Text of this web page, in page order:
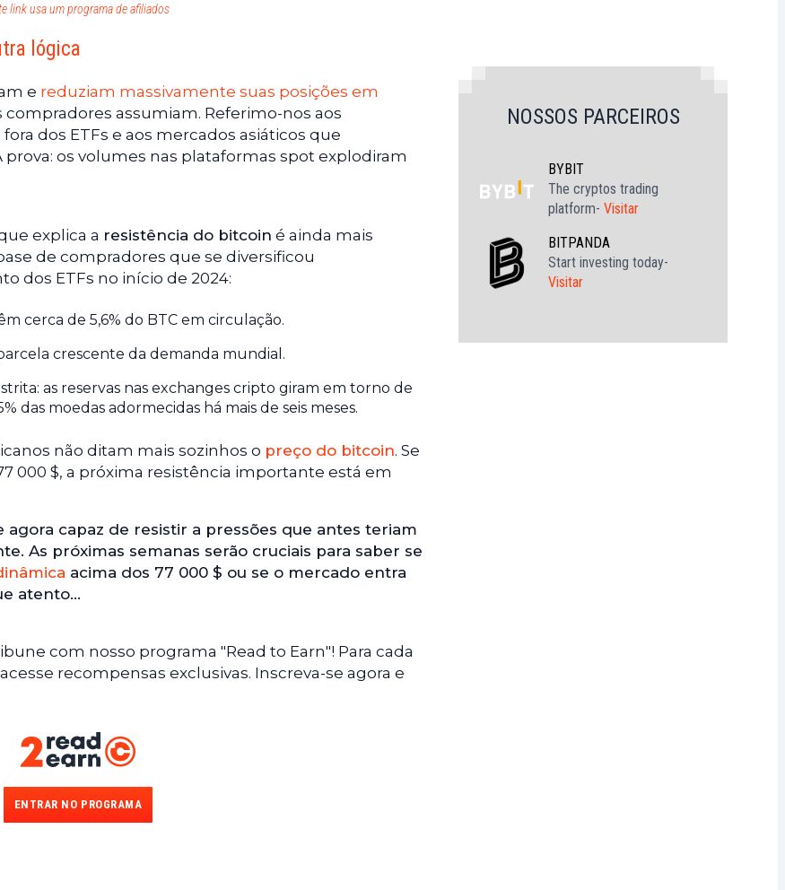
link usa um programa de afiliados
lógica
e reduziam massivamente suas posições em
compradores assumiam. Referimo-nos aos
dos ETFs e aos mercados asiáticos que
prova: os volumes nas plataformas spot explodiram
explica a resistência do bitcoin é ainda mais
de compradores que se diversificou
dos ETFs no início de 2024:
cerca de 5,6% do BTC em circulação.
crescente da demanda mundial.
as reservas nas exchanges cripto giram em torno de
das moedas adormecidas há mais de seis meses.
não ditam mais sozinhos o preço do bitcoin. Se
000 $, a próxima resistência importante está em
agora capaz de resistir a pressões que antes teriam
As próximas semanas serão cruciais para saber se
acima dos 77 000 $ ou se o mercado entra
atento…
com nosso programa "Read to Earn"! Para cada
recompensas exclusivas. Inscreva-se agora e
ENTRAR NO PROGRAMA
NOSSOS PARCEIROS
BYBIT
The cryptos trading
platform- Visitar
BITPANDA
Start investing today-
Visitar